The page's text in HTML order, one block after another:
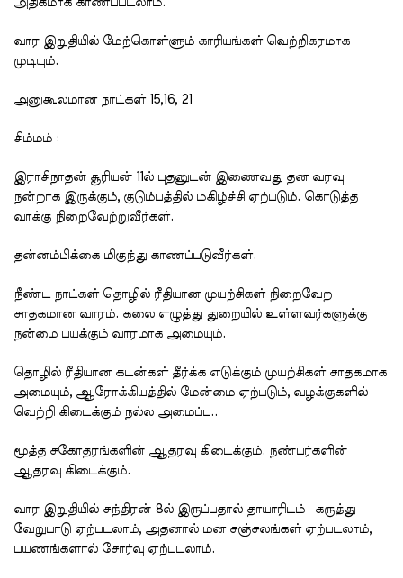
அதிகமாக காணப்படலாம்.
வார இறுதியில் மேற்கொள்ளும் காரியங்கள் வெற்றிகரமாக
முடியும்.
அனுகூலமான நாட்கள் 15,16, 21
சிம்மம் :
இராசிநாதன் சூரியன் 11ல் புதனுடன் இணைவது தன வரவு
நன்றாக இருக்கும், குடும்பத்தில் மகிழ்ச்சி ஏற்படும். கொடுத்த
வாக்கு நிறைவேற்றுவீர்கள்.
தன்னம்பிக்கை மிகுந்து காணப்படுவீர்கள்.
நீண்ட நாட்கள் தொழில் ரீதியான முயற்சிகள் நிறைவேற
சாதகமான வாரம். கலை எழுத்து துறையில் உள்ளவர்களுக்கு
நன்மை பயக்கும் வாரமாக அமையும்.
தொழில் ரீதியான கடன்கள் தீர்க்க எடுக்கும் முயற்சிகள் சாதகமாக
அமையும், ஆரோக்கியத்தில் மேன்மை ஏற்படும், வழக்குகளில்
வெற்றி கிடைக்கும் நல்ல அமைப்பு..
மூத்த சகோதரங்களின் ஆதரவு கிடைக்கும். நண்பர்களின்
ஆதரவு கிடைக்கும்.
வார இறுதியில் சந்திரன் 8ல் இருப்பதால் தாயாரிடம் கருத்து
வேறுபாடு ஏற்படலாம், அதனால் மன சஞ்சலங்கள் ஏற்படலாம்,
பயணங்களால் சோர்வு ஏற்படலாம்.